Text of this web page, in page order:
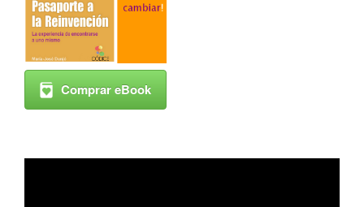
Comprar eBook